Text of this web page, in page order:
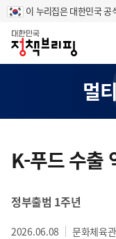
이 누리집은 대한민국 공
홈
멀
텐
츠
영
역
K-푸드 수출
정부출범 1주년
2026.06.08 문화체육